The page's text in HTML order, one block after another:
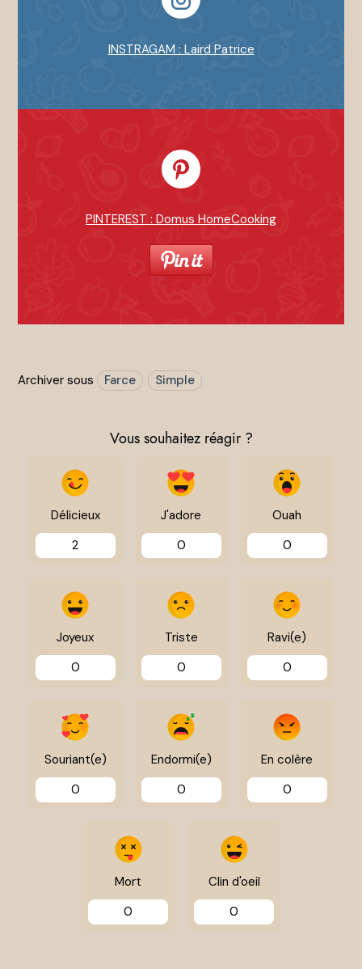
INSTRAGAM : Laird Patrice
PINTEREST : Domus HomeCooking
Archiver sous Farce Simple
Vous souhaitez réagir ?
Délicieux
2
J'adore
0
Ouah
0
Joyeux
0
Triste
0
Ravi(e)
0
Souriant(e)
0
Endormi(e)
0
En colère
0
Mort
0
Clin d'oeil
0